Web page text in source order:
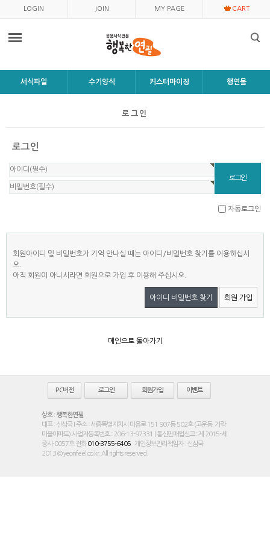
LOGIN JOIN MY PAGE CART
서식파일 수기양식 커스터마이징 행연몰
로그인
로그인
자동로그인
회원아이디 및 비밀번호가 기억 안나실 때는 아이디/비밀번호 찾기를 이용하십시
오.
아직 회원이 아니시라면 회원으로 가입 후 이용해 주십시오.
아이디 비밀번호 찾기 회원 가입
메인으로 돌아가기
PC버전 로그인 회원가입 이벤트
상호 : 행복한연필
대표 : 신삼국 I 주소 : 세종특별자치시 마음로 151 907동 502호 (고운동, 가락
마을아파트) 사업자등록번호 : 206-13-97331 | 통신판매업신고 : 제 2015-세
종시-0057호 전화010-3755-6405
개인정보관리책임자 : 신삼국
2013 © yeonfeel.co.kr. All rights reserved.